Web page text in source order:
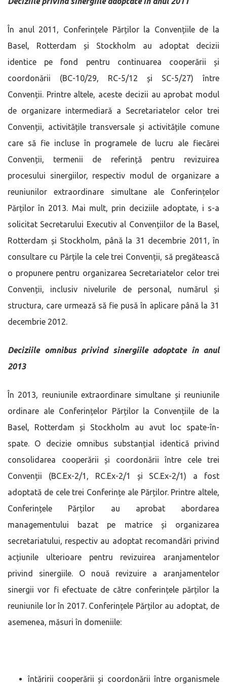
În anul 2011, Conferințele Părților la Convențiile de la
Basel, Rotterdam și Stockholm au adoptat decizii
identice pe fond pentru continuarea cooperării și
coordonării (BC-10/29, RC-5/12 și SC-5/27) între
Convenții. Printre altele, aceste decizii au aprobat modul
de organizare intermediară a Secretariatelor celor trei
Convenții, activitățile transversale și activitățile comune
care să fie incluse în programele de lucru ale fiecărei
Convenții, termenii de referință pentru revizuirea
procesului sinergiilor, respectiv modul de organizare a
reuniunilor extraordinare simultane ale Conferințelor
Părților în 2013. Mai mult, prin deciziile adoptate, i s-a
solicitat Secretarului Executiv al Convențiilor de la Basel,
Rotterdam și Stockholm, până la 31 decembrie 2011, în
consultare cu Părțile la cele trei Convenții, să pregătească
o propunere pentru organizarea Secretariatelor celor trei
Convenții, inclusiv nivelurile de personal, numărul și
structura, care urmează să fie pusă în aplicare până la 31
decembrie 2012.
Deciziile omnibus privind sinergiile adoptate în anul
2013
În 2013, reuniunile extraordinare simultane și reuniunile
ordinare ale Conferințelor Părților la Convențiile de la
Basel, Rotterdam și Stockholm au avut loc spate-în-
spate. O decizie omnibus substanțial identică privind
consolidarea cooperării și coordonării între cele trei
Convenții (BC.Ex-2/1, RC.Ex-2/1 și SC.Ex-2/1) a fost
adoptată de cele trei Conferințe ale Părților. Printre altele,
Conferințele Părților au aprobat abordarea
managementului bazat pe matrice și organizarea
secretariatului, respectiv au adoptat recomandări privind
acțiunile ulterioare pentru revizuirea aranjamentelor
privind sinergiile. O nouă revizuire a aranjamentelor
sinergii vor fi efectuate de către conferințele părților la
reuniunile lor în 2017. Conferințele Părților au adoptat, de
asemenea, măsuri în domeniile:
întăririi cooperării și coordonării între organismele